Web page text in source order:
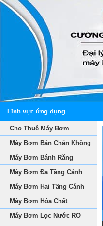
Lĩnh vực ứng dụng
Cho Thuê Máy Bơm
Máy Bơm Bán Chân Không
Máy Bơm Bánh Răng
Máy Bơm Đa Tầng Cánh
Máy Bơm Hai Tầng Cánh
Máy Bơm Hóa Chất
Máy Bơm Lọc Nước RO